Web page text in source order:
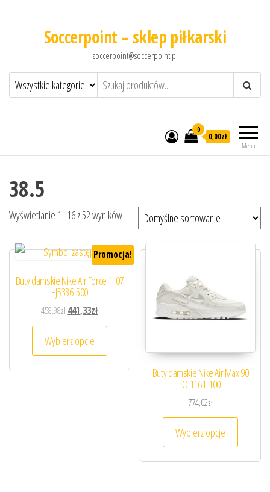
Soccerpoint – sklep piłkarski
soccerpoint@soccerpoint.pl
Menu
0
0,00zł
38.5
Wyświetlanie 1–16 z 52 wyników
Promocja!
Buty damskie Nike Air Force 1 ’07
HJ5336-500
458,98złPierwotna cena wynosiła: 458,98zł.
441,33złAktualna cena wynosi: 441,33zł.
Wybierz opcje
Ten produkt ma wiele wariantów. Opcje
Buty damskie Nike Air Max 90
DC1161-100
774,02zł
Wybierz opcje
Ten